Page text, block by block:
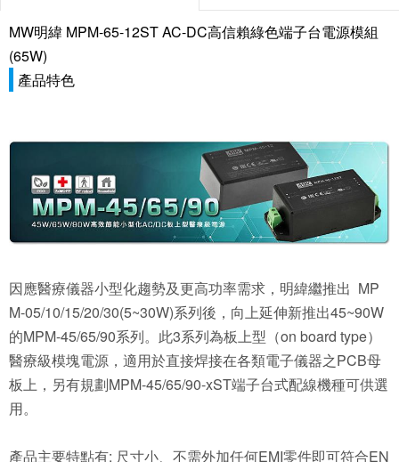
MW明緯 MPM-65-12ST AC-DC高信賴綠色端子台電源模組
(65W)
產品特色
因應醫療儀器小型化趨勢及更高功率需求，明緯繼推出 MP
M-05/10/15/20/30(5~30W)系列後，向上延伸新推出45~90W
的MPM-45/65/90系列。此3系列為板上型（on board type）
醫療級模塊電源，適用於直接焊接在各類電子儀器之PCB母
板上，另有規劃MPM-45/65/90-xST端子台式配線機種可供選
用。
產品主要特點有: 尺寸小、不需外加任何EMI零件即可符合EN